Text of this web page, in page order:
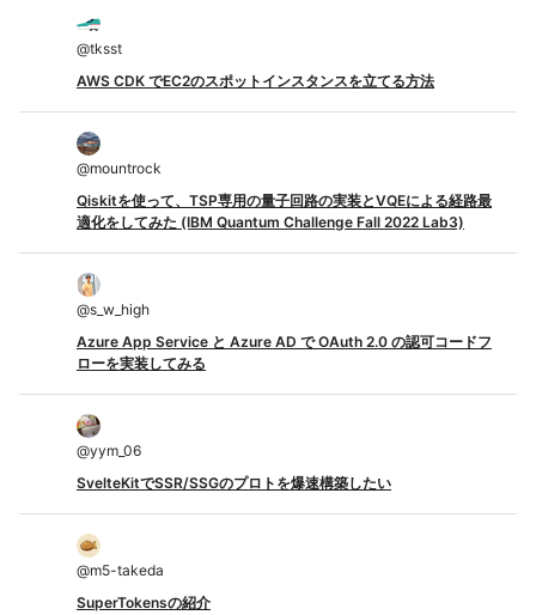
@tksst
AWS CDK でEC2のスポットインスタンスを立てる方法
@mountrock
Qiskitを使って、TSP専用の量子回路の実装とVQEによる経路最
適化をしてみた (IBM Quantum Challenge Fall 2022 Lab3)
@s_w_high
Azure App Service と Azure AD で OAuth 2.0 の認可コードフ
ローを実装してみる
@yym_06
SvelteKitでSSR/SSGのプロトを爆速構築したい
@m5-takeda
SuperTokensの紹介